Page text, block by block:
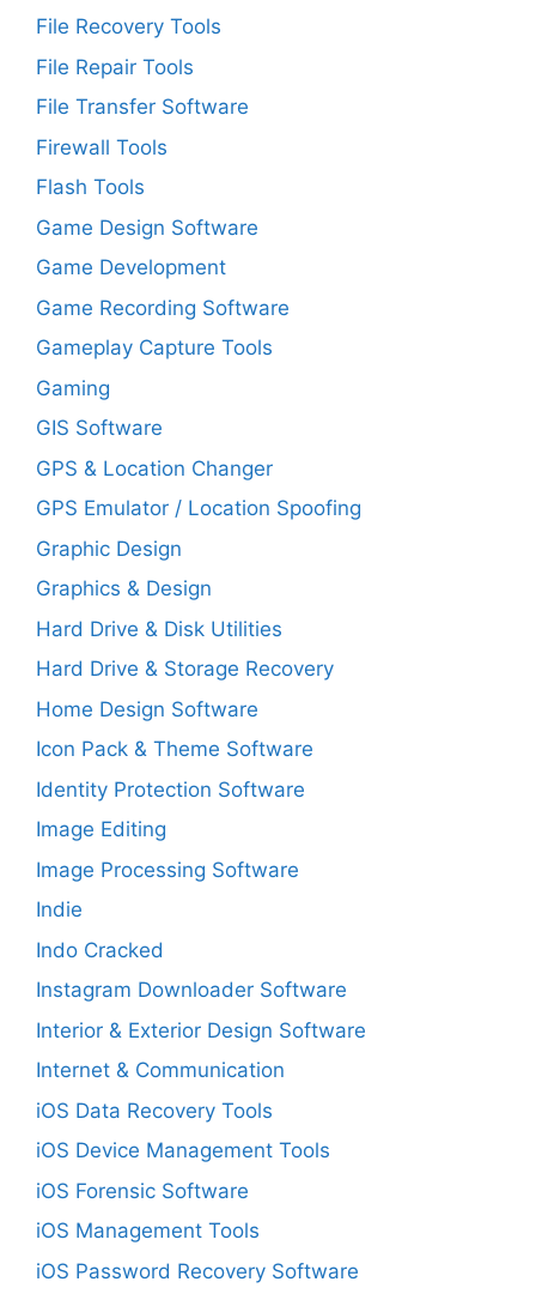
File Recovery Tools
File Repair Tools
File Transfer Software
Firewall Tools
Flash Tools
Game Design Software
Game Development
Game Recording Software
Gameplay Capture Tools
Gaming
GIS Software
GPS & Location Changer
GPS Emulator / Location Spoofing
Graphic Design
Graphics & Design
Hard Drive & Disk Utilities
Hard Drive & Storage Recovery
Home Design Software
Icon Pack & Theme Software
Identity Protection Software
Image Editing
Image Processing Software
Indie
Indo Cracked
Instagram Downloader Software
Interior & Exterior Design Software
Internet & Communication
iOS Data Recovery Tools
iOS Device Management Tools
iOS Forensic Software
iOS Management Tools
iOS Password Recovery Software